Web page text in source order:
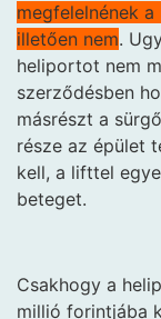
megfelelnének
illetően nem.
heliportot nem
szerződésben
másrészt a
része az épület
kell, a lifttel
beteget.
Csakhogy a
millió forintjába